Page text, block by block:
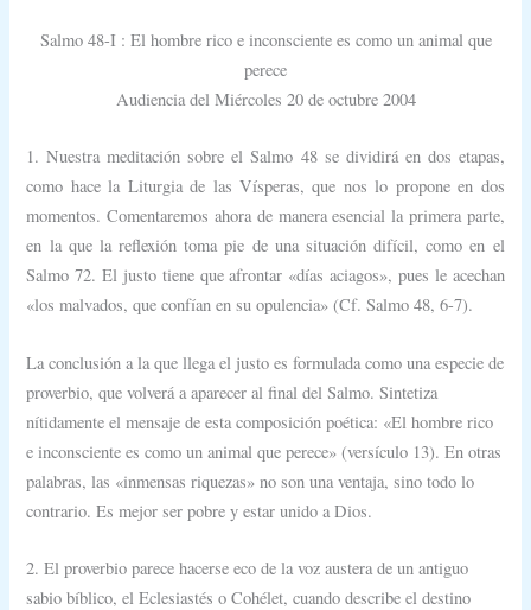
Salmo 48-I : El hombre rico e inconsciente es como un animal que
perece
Audiencia del Miércoles 20 de octubre 2004
1. Nuestra meditación sobre el Salmo 48 se dividirá en dos etapas,
como hace la Liturgia de las Vísperas, que nos lo propone en dos
momentos. Comentaremos ahora de manera esencial la primera parte,
en la que la reflexión toma pie de una situación difícil, como en el
Salmo 72. El justo tiene que afrontar «días aciagos», pues le acechan
«los malvados, que confían en su opulencia» (Cf. Salmo 48, 6-7).
La conclusión a la que llega el justo es formulada como una especie de
proverbio, que volverá a aparecer al final del Salmo. Sintetiza
nítidamente el mensaje de esta composición poética: «El hombre rico
e inconsciente es como un animal que perece» (versículo 13). En otras
palabras, las «inmensas riquezas» no son una ventaja, sino todo lo
contrario. Es mejor ser pobre y estar unido a Dios.
2. El proverbio parece hacerse eco de la voz austera de un antiguo
sabio bíblico, el Eclesiastés o Cohélet, cuando describe el destino